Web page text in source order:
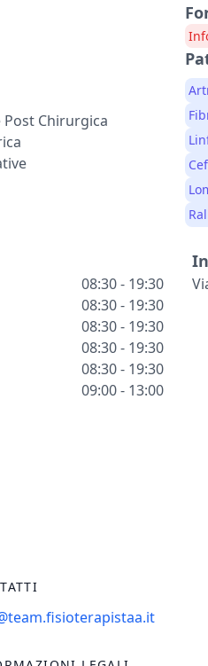
Chirurgica
08:30 - 19:30
08:30 - 19:30
08:30 - 19:30
08:30 - 19:30
08:30 - 19:30
09:00 - 13:00